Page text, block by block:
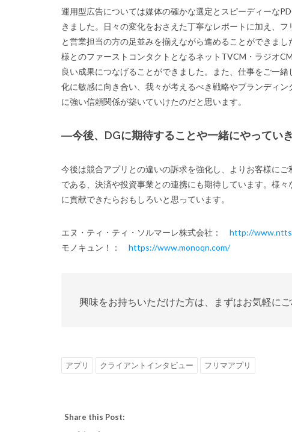
運用型広告については媒体の確かな選定とスピーディーな
きました。日々の変化をおさえた丁寧なレポートに加え、
と営業担当の方の足並みを揃えながら進めることができま
様とのファーストコンタクトとなるネットTVCM・ラジオ
良い成果につなげることができました。また、仕事をご一
化に敏感に向き合い、我々が考えるべき戦略やブランディ
に強い信頼関係が築いていけたのだと思います。
―今後、DGに期待することや一緒にやってい
今後は競合アプリとの違いの訴求を強化し、よりお客様に
である、決済や投資事業との連携にも期待しています。様
に貢献できたらおもしろいと思っています。
エヌ・ティ・ティ・ソルマーレ株式会社： http://
モノキュン！： https://www.monoqn.com/
興味をお持ちいただけた方は、まずはお気軽にご
アプリ クライアントインタビュー フリマアプリ
Share this Post: